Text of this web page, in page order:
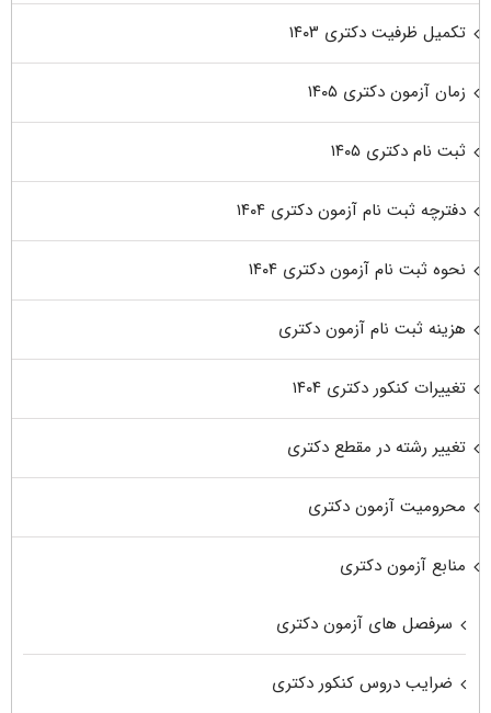
تکمیل ظرفیت دکتری ۱۴۰۳
زمان آزمون دکتری ۱۴۰۵
ثبت نام دکتری ۱۴۰۵
دفترچه ثبت نام آزمون دکتری ۱۴۰۴
نحوه ثبت نام آزمون دکتری ۱۴۰۴
هزینه ثبت نام آزمون دکتری
تغییرات کنکور دکتری ۱۴۰۴
تغییر رشته در مقطع دکتری
محرومیت آزمون دکتری
منابع آزمون دکتری
سرفصل های آزمون دکتری
ضرایب دروس کنکور دکتری